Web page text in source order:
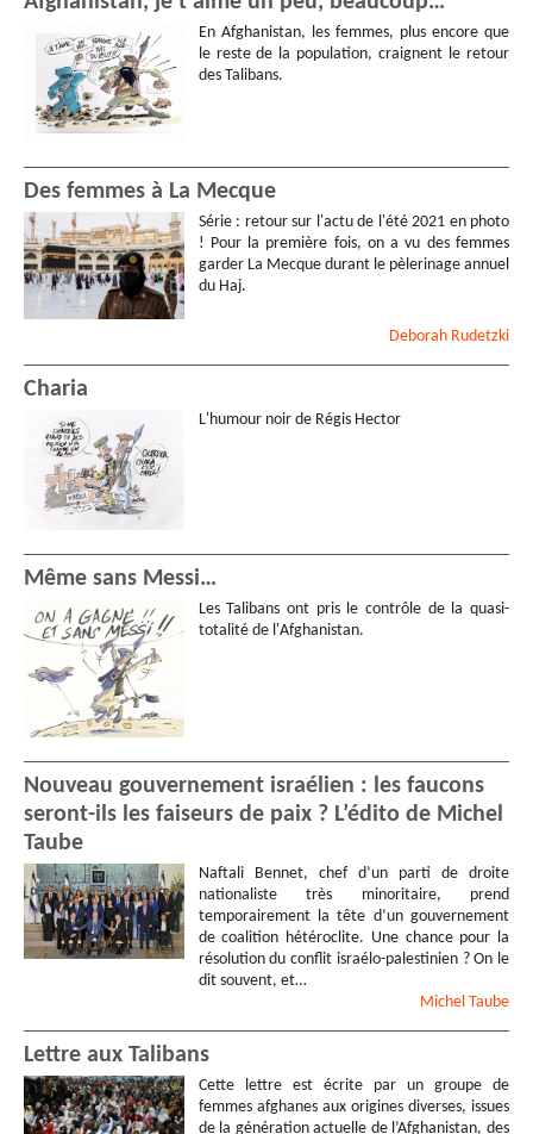
En Afghanistan, les femmes, plus encore que
le reste de la population, craignent le retour
des Talibans.
Des femmes à La Mecque
Série : retour sur l'actu de l'été 2021 en photo
! Pour la première fois, on a vu des femmes
garder La Mecque durant le pèlerinage annuel
du Haj.
Deborah Rudetzki
Charia
L'humour noir de Régis Hector
Même sans Messi…
Les Talibans ont pris le contrôle de la quasi-
totalité de l'Afghanistan.
Nouveau gouvernement israélien : les faucons
seront-ils les faiseurs de paix ? L’édito de Michel
Taube
Naftali Bennet, chef d’un parti de droite
nationaliste très minoritaire, prend
temporairement la tête d’un gouvernement
de coalition hétéroclite. Une chance pour la
résolution du conflit israélo-palestinien ? On le
dit souvent, et…
Michel Taube
Lettre aux Talibans
Cette lettre est écrite par un groupe de
femmes afghanes aux origines diverses, issues
de la génération actuelle de l’Afghanistan, des